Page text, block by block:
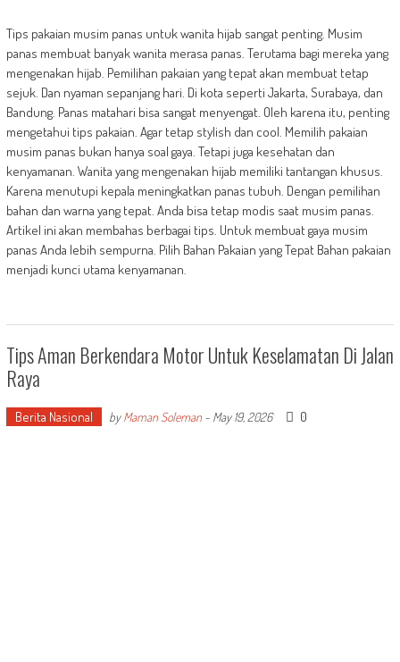
Tips pakaian musim panas untuk wanita hijab sangat penting. Musim
panas membuat banyak wanita merasa panas. Terutama bagi mereka yang
mengenakan hijab. Pemilihan pakaian yang tepat akan membuat tetap
sejuk. Dan nyaman sepanjang hari. Di kota seperti Jakarta, Surabaya, dan
Bandung. Panas matahari bisa sangat menyengat. Oleh karena itu, penting
mengetahui tips pakaian. Agar tetap stylish dan cool. Memilih pakaian
musim panas bukan hanya soal gaya. Tetapi juga kesehatan dan
kenyamanan. Wanita yang mengenakan hijab memiliki tantangan khusus.
Karena menutupi kepala meningkatkan panas tubuh. Dengan pemilihan
bahan dan warna yang tepat. Anda bisa tetap modis saat musim panas.
Artikel ini akan membahas berbagai tips. Untuk membuat gaya musim
panas Anda lebih sempurna. Pilih Bahan Pakaian yang Tepat Bahan pakaian
menjadi kunci utama kenyamanan.
Tips Aman Berkendara Motor Untuk Keselamatan Di Jalan
Raya
Berita Nasional byMaman Soleman- May 19, 2026 0